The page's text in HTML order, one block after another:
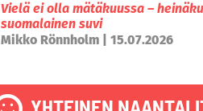
Vielä ei olla mätäkuussa –
suomalainen suvi
Mikko Rönnholm | 15.07.2026